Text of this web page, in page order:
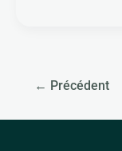
← Précédent